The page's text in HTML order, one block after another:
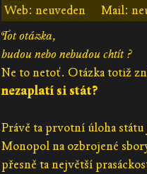
Web: neuveden
Mail:
Tot otázka,
budou nebo nebudou chtít ?
Ne to netoť. Otázka totiž
nezaplatí si stát?
Právě ta prvotní úloha státu
Monopol na ozbrojené
přesně ta největší